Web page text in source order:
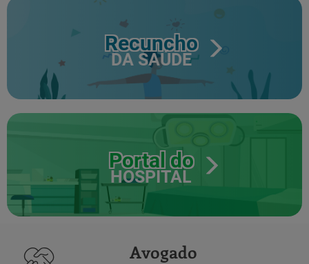
Recuncho
DA SAÚDE
Portal do
HOSPITAL
Avogado